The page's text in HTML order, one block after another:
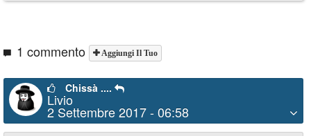
1 commento Aggiungi Il Tuo
Chissà ....
Livio
2 Settembre 2017 - 06:58